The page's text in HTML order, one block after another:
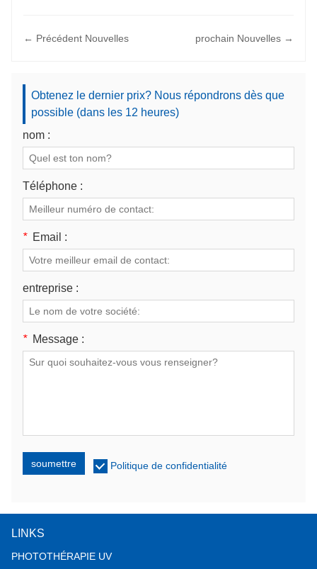
← Précédent Nouvelles prochain Nouvelles →
Obtenez le dernier prix? Nous répondrons dès que
possible (dans les 12 heures)
nom :
Téléphone :
* Email :
entreprise :
* Message :
soumettre Politique de confidentialité
LINKS
PHOTOTHÉRAPIE UV